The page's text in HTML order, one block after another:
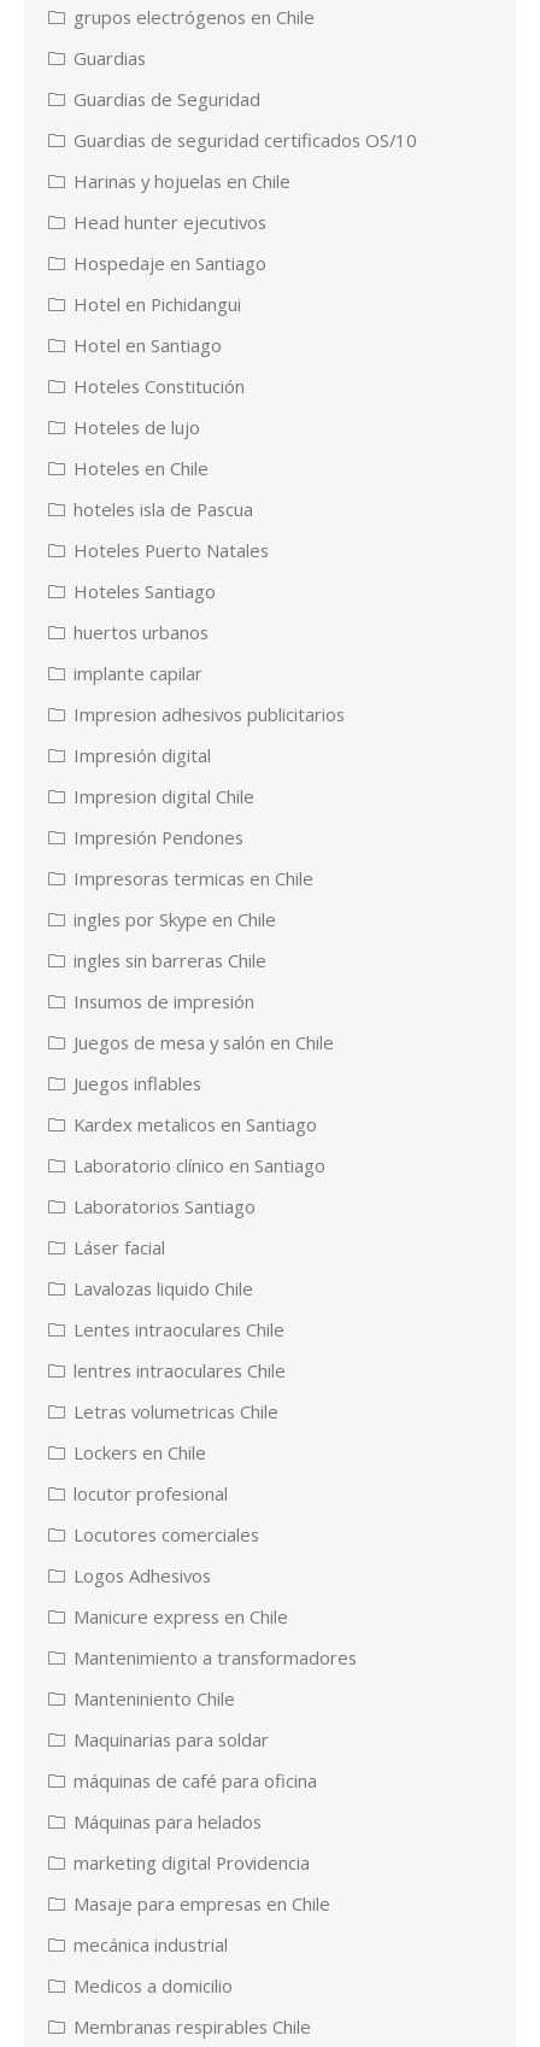
grupos electrógenos en Chile
Guardias
Guardias de Seguridad
Guardias de seguridad certificados OS/10
Harinas y hojuelas en Chile
Head hunter ejecutivos
Hospedaje en Santiago
Hotel en Pichidangui
Hotel en Santiago
Hoteles Constitución
Hoteles de lujo
Hoteles en Chile
hoteles isla de Pascua
Hoteles Puerto Natales
Hoteles Santiago
huertos urbanos
implante capilar
Impresion adhesivos publicitarios
Impresión digital
Impresion digital Chile
Impresión Pendones
Impresoras termicas en Chile
ingles por Skype en Chile
ingles sin barreras Chile
Insumos de impresión
Juegos de mesa y salón en Chile
Juegos inflables
Kardex metalicos en Santiago
Laboratorio clínico en Santiago
Laboratorios Santiago
Láser facial
Lavalozas liquido Chile
Lentes intraoculares Chile
lentres intraoculares Chile
Letras volumetricas Chile
Lockers en Chile
locutor profesional
Locutores comerciales
Logos Adhesivos
Manicure express en Chile
Mantenimiento a transformadores
Manteniniento Chile
Maquinarias para soldar
máquinas de café para oficina
Máquinas para helados
marketing digital Providencia
Masaje para empresas en Chile
mecánica industrial
Medicos a domicilio
Membranas respirables Chile